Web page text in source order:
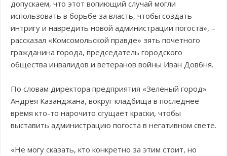
допускаем, что этот вопиющий случай могли
использовать в борьбе за власть, чтобы создать
интригу и навредить новой администрации погоста», –
рассказал «Комсомольской правде» зять почетного
гражданина города, председатель городского
общества инвалидов и ветеранов войны Иван Довбня.
По словам директора предприятия «Зеленый город»
Андрея Казанджана, вокруг кладбища в последнее
время кто-то нарочито сгущает краски, чтобы
выставить администрацию погоста в негативном свете.
«Не могу сказать, кто конкретно за этим стоит, но